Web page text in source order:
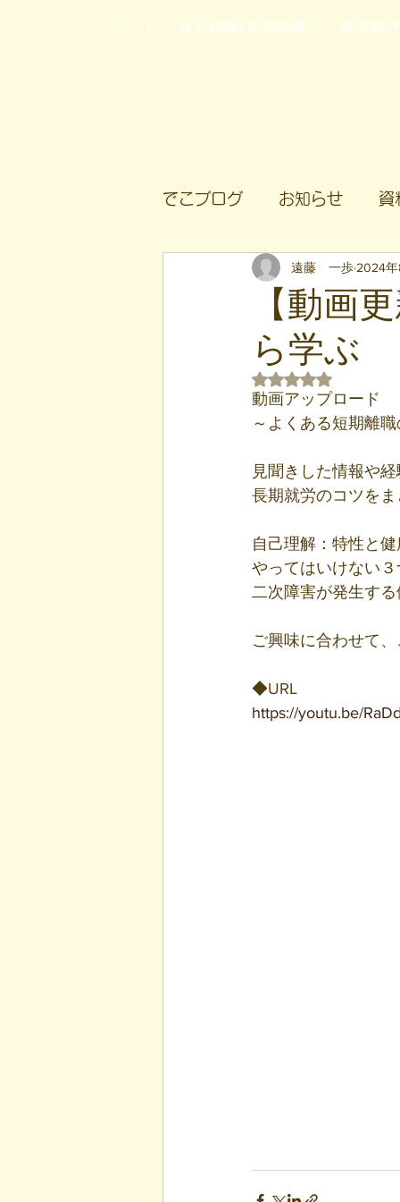
ホーム 自立訓練(生活訓練) 就労移
でこブログ お知らせ 資
【動画
ら学ぶ
遠藤 一歩 2024年
5つ星のうちNaN
動画アップロード
～よくある短期離
見聞きした情報や
長期就労のコツを
自己理解：特性と
やってはいけない
二次障害が発生す
ご興味に合わせて
◆URL
https://youtu.be/